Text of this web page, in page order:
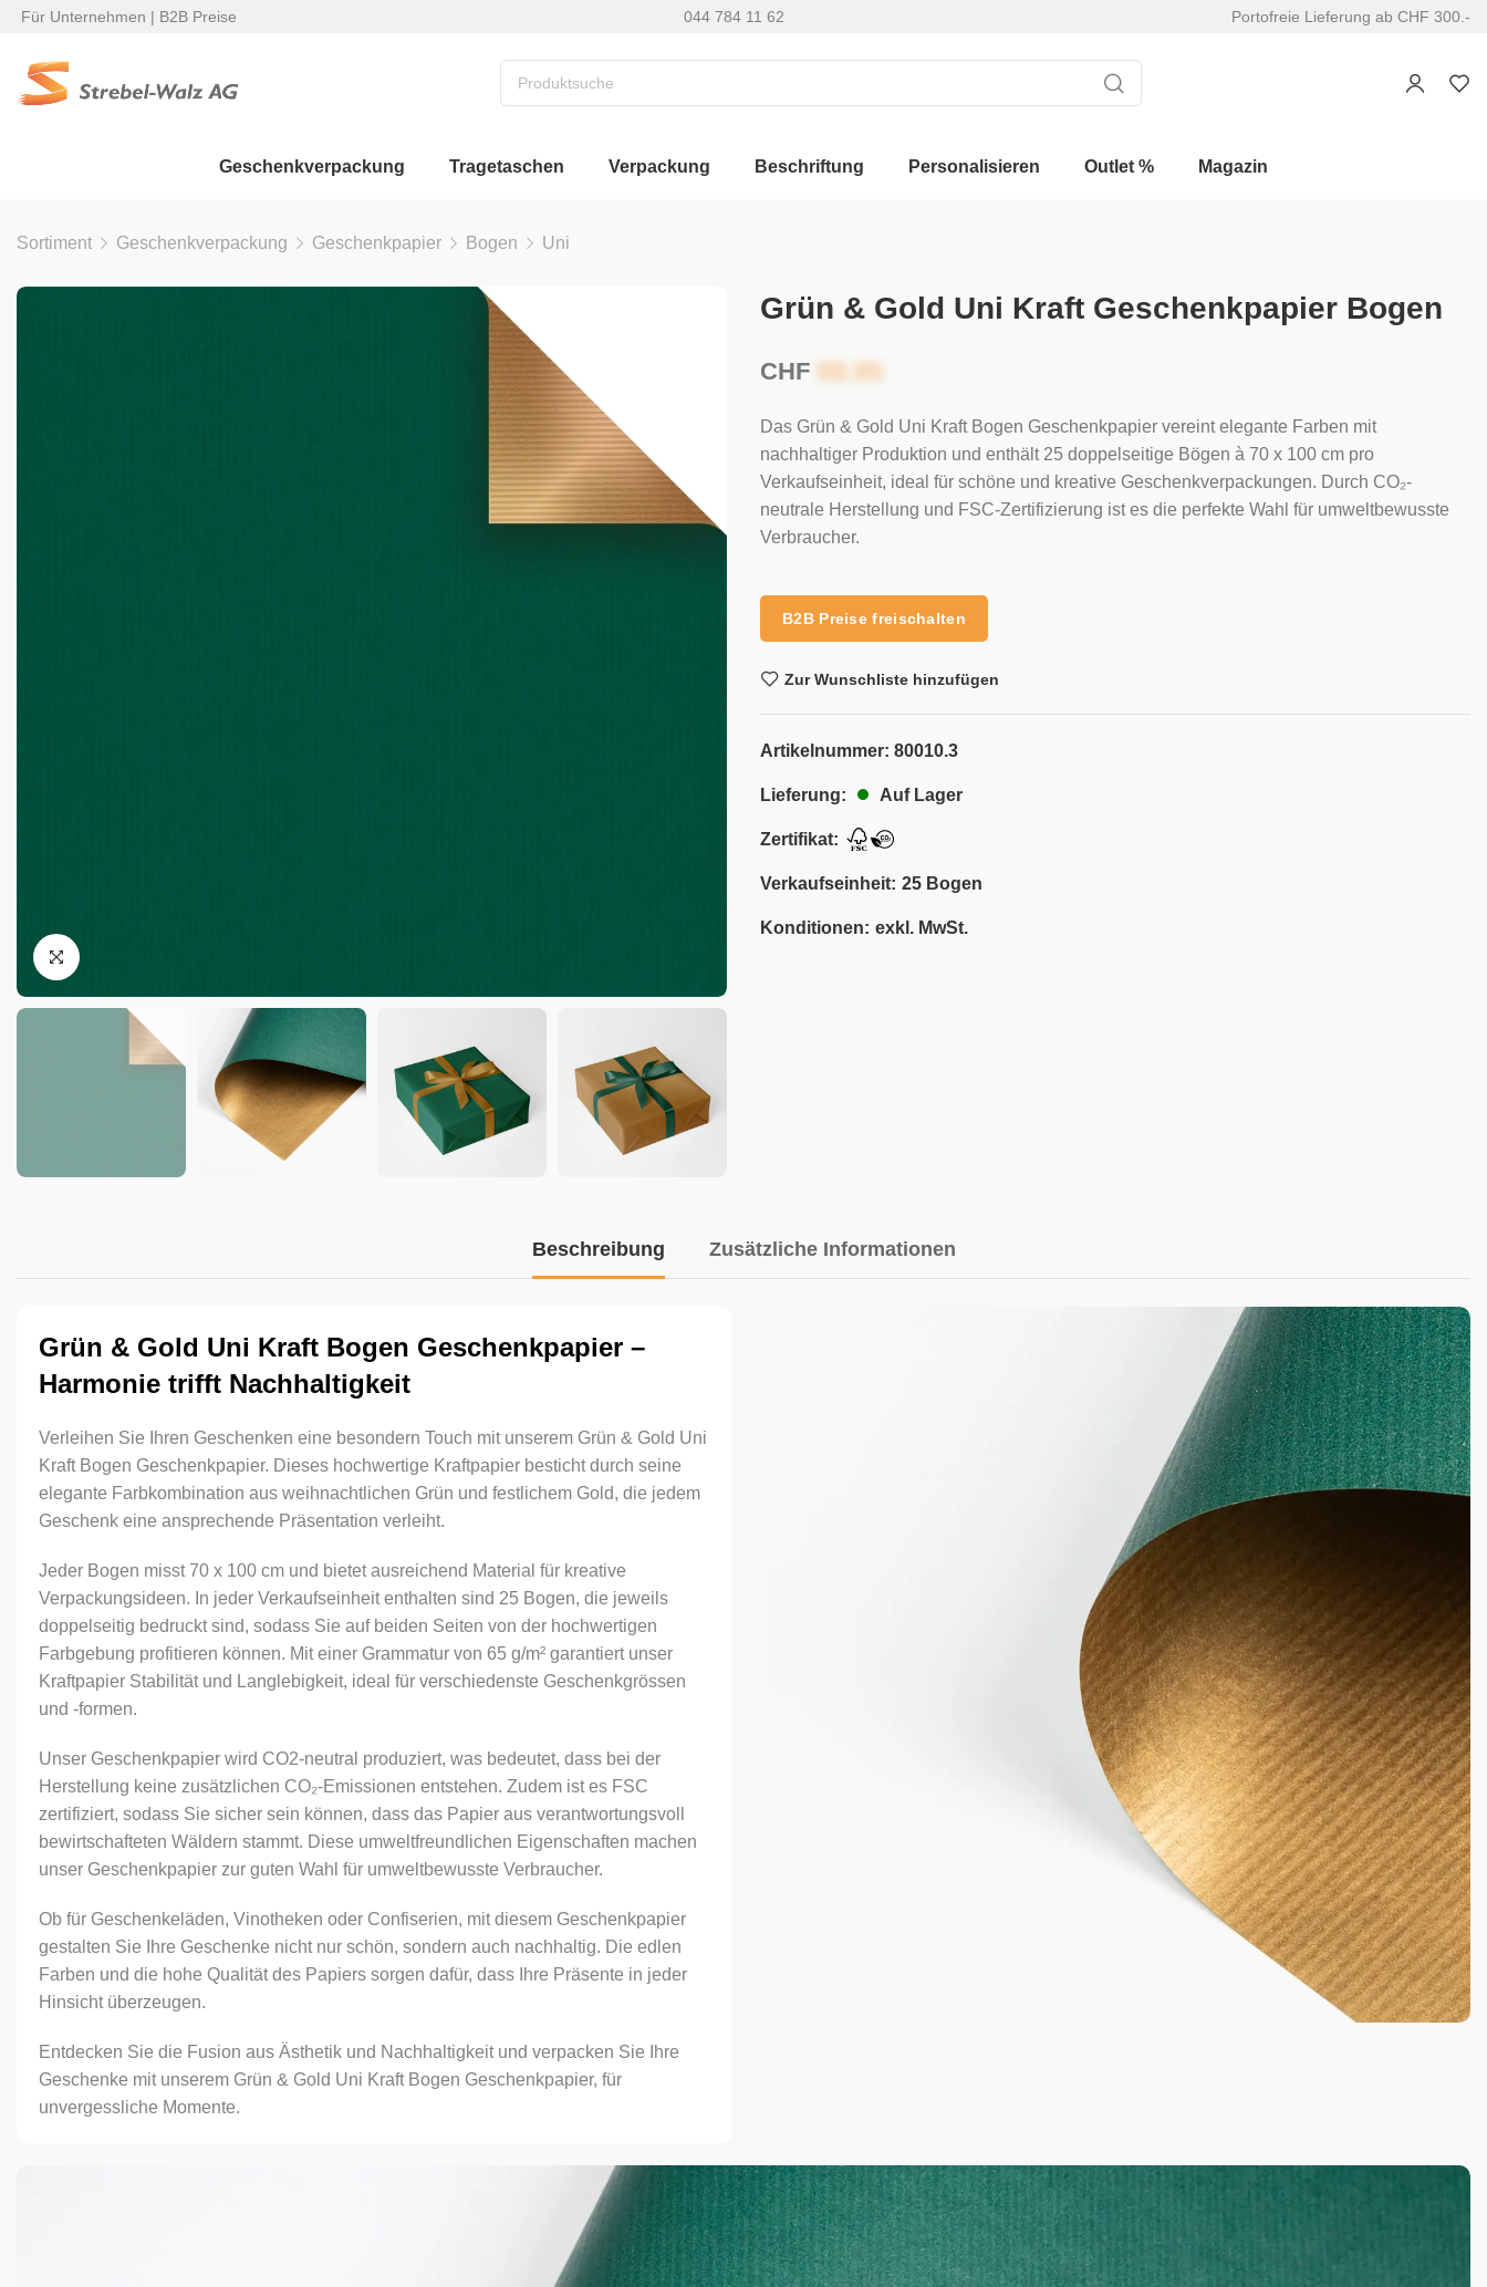
Für Unternehmen | B2B Preise 044 784 11 62 Portofreie Lieferung ab CHF 300.-
Geschenkverpackung Tragetaschen Verpackung Beschriftung Personalisieren Outlet % Magazin
Sortiment Geschenkverpackung Geschenkpapier Bogen Uni
Grün & Gold Uni Kraft Geschenkpapier Bogen
CHF
Das Grün & Gold Uni Kraft Bogen Geschenkpapier vereint elegante Farben mit
nachhaltiger Produktion und enthält 25 doppelseitige Bögen à 70 x 100 cm pro
Verkaufseinheit, ideal für schöne und kreative Geschenkverpackungen. Durch CO₂-
neutrale Herstellung und FSC-Zertifizierung ist es die perfekte Wahl für umweltbewusste
Verbraucher.
B2B Preise freischalten
Zur Wunschliste hinzufügen
Artikelnummer: 80010.3
Lieferung: Auf Lager
Zertifikat:
Verkaufseinheit: 25 Bogen
Konditionen: exkl. MwSt.
Beschreibung Zusätzliche Informationen
Grün & Gold Uni Kraft Bogen Geschenkpapier –
Harmonie trifft Nachhaltigkeit
Verleihen Sie Ihren Geschenken eine besondern Touch mit unserem Grün & Gold Uni
Kraft Bogen Geschenkpapier. Dieses hochwertige Kraftpapier besticht durch seine
elegante Farbkombination aus weihnachtlichen Grün und festlichem Gold, die jedem
Geschenk eine ansprechende Präsentation verleiht.
Jeder Bogen misst 70 x 100 cm und bietet ausreichend Material für kreative
Verpackungsideen. In jeder Verkaufseinheit enthalten sind 25 Bogen, die jeweils
doppelseitig bedruckt sind, sodass Sie auf beiden Seiten von der hochwertigen
Farbgebung profitieren können. Mit einer Grammatur von 65 g/m² garantiert unser
Kraftpapier Stabilität und Langlebigkeit, ideal für verschiedenste Geschenkgrössen
und -formen.
Unser Geschenkpapier wird CO2-neutral produziert, was bedeutet, dass bei der
Herstellung keine zusätzlichen CO₂-Emissionen entstehen. Zudem ist es FSC
zertifiziert, sodass Sie sicher sein können, dass das Papier aus verantwortungsvoll
bewirtschafteten Wäldern stammt. Diese umweltfreundlichen Eigenschaften machen
unser Geschenkpapier zur guten Wahl für umweltbewusste Verbraucher.
Ob für Geschenkeläden, Vinotheken oder Confiserien, mit diesem Geschenkpapier
gestalten Sie Ihre Geschenke nicht nur schön, sondern auch nachhaltig. Die edlen
Farben und die hohe Qualität des Papiers sorgen dafür, dass Ihre Präsente in jeder
Hinsicht überzeugen.
Entdecken Sie die Fusion aus Ästhetik und Nachhaltigkeit und verpacken Sie Ihre
Geschenke mit unserem Grün & Gold Uni Kraft Bogen Geschenkpapier, für
unvergessliche Momente.